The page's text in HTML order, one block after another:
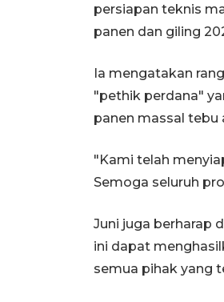
persiapan teknis
panen dan giling
Ia mengatakan
"pethik perdana"
panen massal tebu
"Kami telah
Semoga seluruh
Juni juga berharap
ini dapat
semua pihak yang